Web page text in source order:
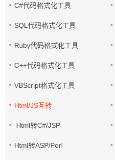
C#代码格式化工具
SQL代码格式化工具
Ruby代码格式化工具
C++代码格式化工具
VBScript格式化工具
Html/JS互转
Html转C#/JSP
Html转ASP/Perl